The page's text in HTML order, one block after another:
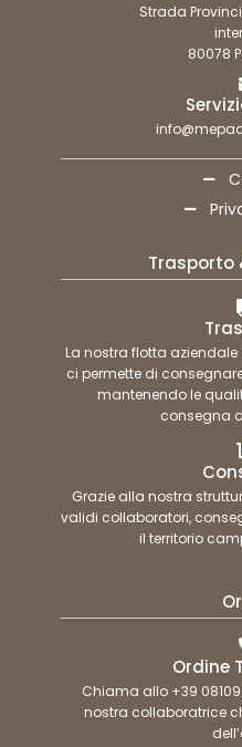
Strada
80078
Trasporto
La nostra flotta
ci permette di
mantenendo le
consegna
Grazie alla nostra
validi collaboratori,
il territorio
Ordine
Chiama allo +39
nostra collaboratrice